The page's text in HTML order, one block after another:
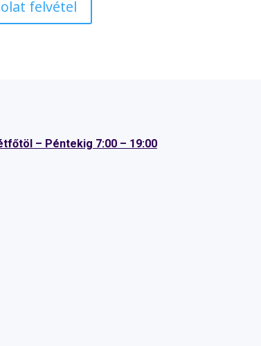
felvétel
– Péntekig 7:00 – 19:00